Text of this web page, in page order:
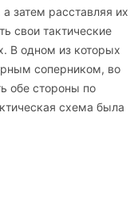
затем расставляя их
свои тактические
В одном из которых
соперником, во
обе стороны по
схема была